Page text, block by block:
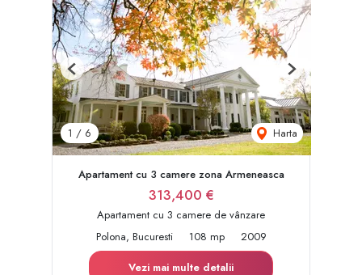
1 / 6 Harta
Previous Next
Apartament cu 3 camere zona Armeneasca
313,400 €
Apartament cu 3 camere de vânzare
Polona, Bucuresti
108 mp
2009
Vezi mai multe detalii